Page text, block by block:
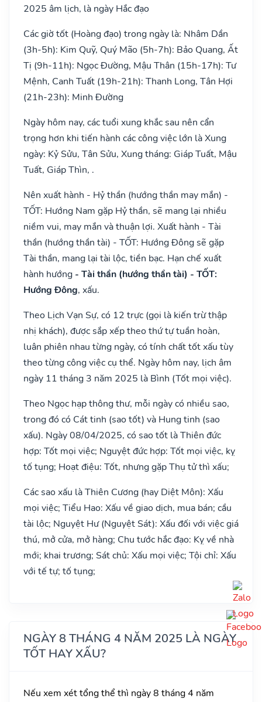
2025 âm lịch, là ngày Hắc đạo
Các giờ tốt (Hoàng đạo) trong ngày là: Nhâm Dần
(3h-5h): Kim Quỹ, Quý Mão (5h-7h): Bảo Quang, Ất
Tị (9h-11h): Ngọc Đường, Mậu Thân (15h-17h): Tư
Mệnh, Canh Tuất (19h-21h): Thanh Long, Tân Hợi
(21h-23h): Minh Đường
Ngày hôm nay, các tuổi xung khắc sau nên cẩn
trọng hơn khi tiến hành các công việc lớn là Xung
ngày: Kỷ Sửu, Tân Sửu, Xung tháng: Giáp Tuất, Mậu
Tuất, Giáp Thìn, .
Nên xuất hành - Hỷ thần (hướng thần may mắn) -
TỐT: Hướng Nam gặp Hỷ thần, sẽ mang lại nhiều
niềm vui, may mắn và thuận lợi. Xuất hành - Tài
thần (hướng thần tài) - TỐT: Hướng Đông sẽ gặp
Tài thần, mang lại tài lộc, tiền bạc. Hạn chế xuất
hành hướng - Tài thần (hướng thần tài) - TỐT:
Hướng Đông, xấu.
Theo Lịch Vạn Sự, có 12 trực (gọi là kiến trừ thập
nhị khách), được sắp xếp theo thứ tự tuần hoàn,
luân phiên nhau từng ngày, có tính chất tốt xấu tùy
theo từng công việc cụ thể. Ngày hôm nay, lịch âm
ngày 11 tháng 3 năm 2025 là Bình (Tốt mọi việc).
Theo Ngọc hạp thông thư, mỗi ngày có nhiều sao,
trong đó có Cát tinh (sao tốt) và Hung tinh (sao
xấu). Ngày 08/04/2025, có sao tốt là Thiên đức
hợp: Tốt mọi việc; Nguyệt đức hợp: Tốt mọi việc, kỵ
tố tụng; Hoạt điệu: Tốt, nhưng gặp Thụ tử thì xấu;
Các sao xấu là Thiên Cương (hay Diệt Môn): Xấu
mọi việc; Tiểu Hao: Xấu về giao dịch, mua bán; cầu
tài lộc; Nguyệt Hư (Nguyệt Sát): Xấu đối với việc giá
thú, mở cửa, mở hàng; Chu tước hắc đạo: Kỵ về nhà
mới; khai trương; Sát chủ: Xấu mọi việc; Tội chỉ: Xấu
với tế tự; tố tụng;
NGÀY 8 THÁNG 4 NĂM 2025 LÀ NGÀY
TỐT HAY XẤU?
Nếu xem xét tổng thể thì ngày 8 tháng 4 năm